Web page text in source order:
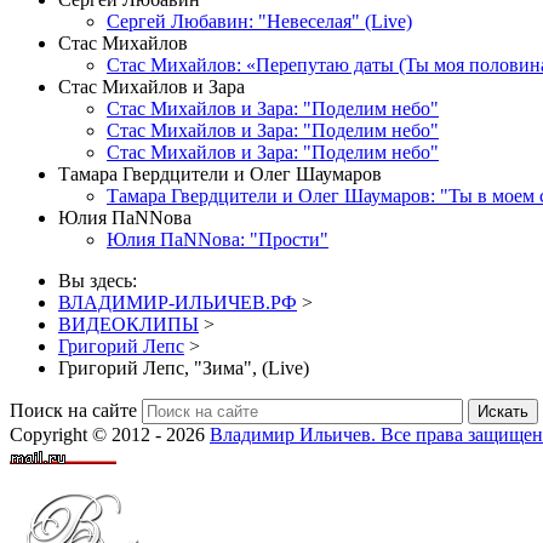
Сергей Любавин: "Невеселая" (Live)
Стас Михайлов
Стас Михайлов: «Перепутаю даты (Ты моя
Стас Михайлов и Зара
Стас Михайлов и Зара: "Поделим небо"
Стас Михайлов и Зара: "Поделим небо"
Стас Михайлов и Зара: "Поделим небо"
Тамара Гвердцители и Олег Шаумаров
Тамара Гвердцители и Олег Шаумаров: "Ты в моем
Юлия ПаNNова
Юлия ПаNNова: "Прости"
Вы здесь:
ВЛАДИМИР-ИЛЬИЧЕВ.РФ >
ВИДЕОКЛИПЫ >
Григорий Лепс >
Григорий Лепс, "Зима", (Live)
Поиск на сайте Искать
Copyright © 2012 - 2026 Владимир Ильичев. Все права